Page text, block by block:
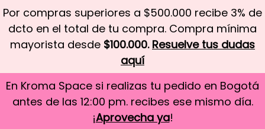
Por compras superiores a $500.000 recibe 3% de
dcto en el total de tu compra. Compra mínima
mayorista desde $100.000. Resuelve tus dudas
aquí
En Kroma Space si realizas tu pedido en Bogotá
antes de las 12:00 pm. recibes ese mismo día.
¡Aprovecha ya!